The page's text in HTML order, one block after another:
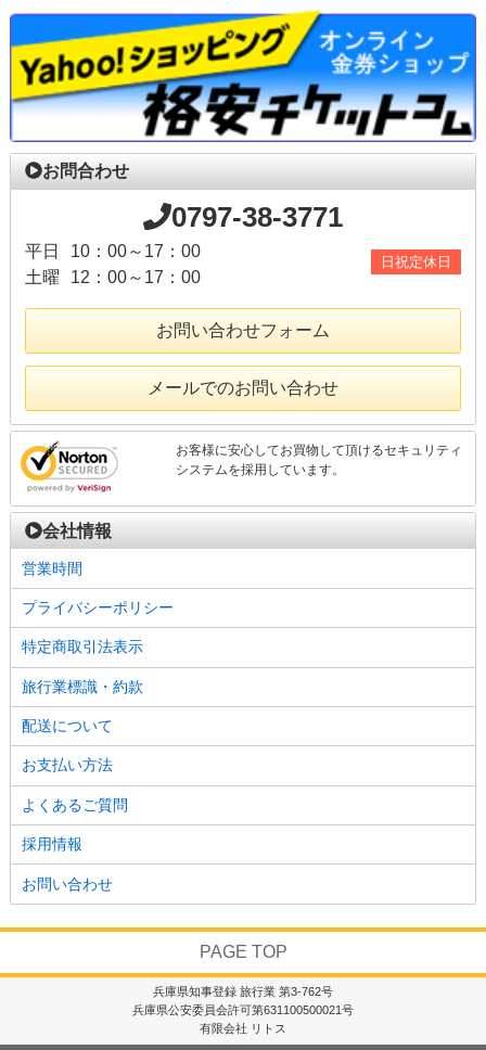
お問合わせ
0797-38-3771
平日
10：00～17：00
土曜
12：00～17：00
日祝定休日
お問い合わせフォーム
メールでのお問い合わせ
お客様に安心してお買物して頂けるセキュリティ
システムを採用しています。
会社情報
営業時間
プライバシーポリシー
特定商取引法表示
旅行業標識・約款
配送について
お支払い方法
よくあるご質問
採用情報
お問い合わせ
PAGE TOP
兵庫県知事登録 旅行業 第3-762号
兵庫県公安委員会許可第631100500021号
有限会社 リトス